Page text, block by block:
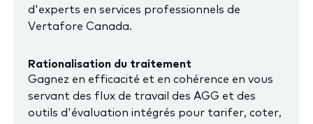
d'experts en services professionnels de
Vertafore Canada.
Rationalisation du traitement
Gagnez en efficacité et en cohérence en vous
servant des flux de travail des AGG et des
outils d'évaluation intégrés pour tarifer, coter,